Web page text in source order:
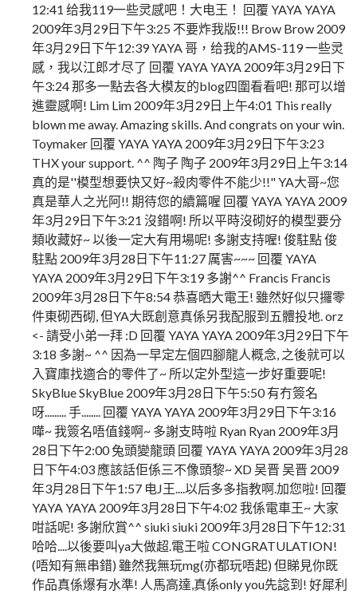
12:41 给我119一些灵感吧！大电王！ 回覆 YAYA YAYA
2009年3月29日下午3:25 不要炸我版!!! Brow Brow 2009
年3月29日下午12:39 YAYA 哥，给我的AMS-119 一些灵
感，我以江郎才尽了 回覆 YAYA YAYA 2009年3月29日下
午3:24 那多一點去各大模友的blog四圍看看吧! 那可以增
進靈感啊! Lim Lim 2009年3月29日上午4:01 This really
blown me away. Amazing skills. And congrats on your win.
Toymaker 回覆 YAYA YAYA 2009年3月29日下午3:23
THX your support. ^^ 陶子 陶子 2009年3月29日上午3:14
真的是''模型想要快又好~殺肉零件不能少!!" YA大哥~您
真是華人之光阿!! 期待您的續篇喔 回覆 YAYA YAYA 2009
年3月29日下午3:21 沒錯啊! 所以平時沒砌好的模型要分
類收藏好~ 以後一定大有用場呢! 多謝支持喔! 俊駐點 俊
駐點 2009年3月28日下午11:27 厲害~~~ 回覆 YAYA
YAYA 2009年3月29日下午3:19 多謝^^ Francis Francis
2009年3月28日下午8:54 恭喜晒大電王! 雖然好似只攞零
件東砌西砌, 但YA大既創意真係另我配服到五體投地. orz
<- 請受小弟一拜 :D 回覆 YAYA YAYA 2009年3月29日下午
3:18 多謝~ ^^ 因為一早定左個四腳龍人概念, 之後就可以
入寶庫找適合的零件了~ 所以定外型這一步好重要呢!
SkyBlue SkyBlue 2009年3月28日下午5:50 有冇簽名
呀......... 手........ 回覆 YAYA YAYA 2009年3月29日下午3:16
嘩~ 我簽名唔值錢啊~ 多謝支時啦 Ryan Ryan 2009年3月
28日下午2:00 兔頭變龍頭 回覆 YAYA YAYA 2009年3月28
日下午4:03 應該話佢係三不像頭黎~ XD 吴晋 吴晋 2009
年3月28日下午1:57 电J王....以后多多指教啊.加您啦! 回覆
YAYA YAYA 2009年3月28日下午4:02 我係電車王~ 大家
咁話呢! 多謝欣賞^^ siuki siuki 2009年3月28日下午12:31
哈哈....以後要叫ya大做超.電王啦 CONGRATULATION!
(唔知有無串錯) 雖然我無玩mg(亦都玩唔起) 但睇見你既
作品真係爆有水準! 人馬高達,真係only you先諗到! 好犀利